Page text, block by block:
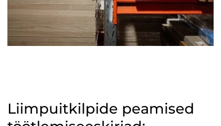
Liimpuitkilpide peamised